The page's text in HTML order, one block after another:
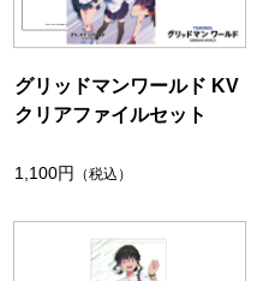
グリッドマンワールド KV
クリアファイルセット
1,100円 （税込）